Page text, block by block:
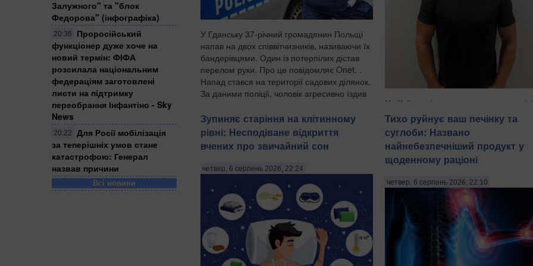
Залужного" та "блок
Федорова" (інфографіка)
20:36
Проросійський
функціонер дуже хоче на
новий термін: ФІФА
розсилала національним
федераціям заготовлені
листи на підтримку
переобрання Інфантіно - Sky
News
20:22
Для Росії мобілізація
за теперішніх умов стане
катастрофою: Генерал
назвав причини
Всі новини
У Гданську 37-річний громадянин Польщі
напав на двох співвітчизників, називаючи їх
бандерівцями. Один із потерпілих дістав
перелом руки. Про це повідомляє Onet. .
Напад стався на території садових ділянок.
За даними поліції, чоловік агресивно їздив
На Київщині затримали трьох чоловіків
віком 18, 43 і 52 років за підозрою у
груповому зґвалтуванні 21-річної
Про це повідомила пресслужба
Національної поліції в четвер, 6
зазначають Патріоти України. "На
Зупиняє старіння на клітинному
рівні: Несподіване відкриття
вчених про звичайний сон
четвер, 6 серпень 2026, 22:24
Тихо руйнує ваш печінку та
суглоби: Названо
найнебезпечніший продукт у
щоденному раціоні
четвер, 6 серпень 2026, 22:10